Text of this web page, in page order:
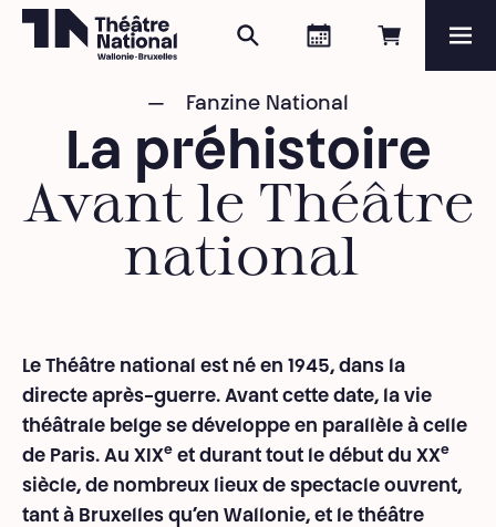
Réserver
Agenda
Rechercher
Magazine
Programme
Fanzine National
La préhistoire
Avant le Théâtre
national
Le Théâtre national est né en 1945, dans la
directe après-guerre. Avant cette date, la vie
théâtrale belge se développe en parallèle à celle
de Paris. Au XIXe et durant tout le début du XXe
siècle, de nombreux lieux de spectacle ouvrent,
tant à Bruxelles qu’en Wallonie, et le théâtre